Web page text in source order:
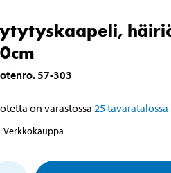
.57-303
on varastossa 25tavaratalossa
Verkkokauppa